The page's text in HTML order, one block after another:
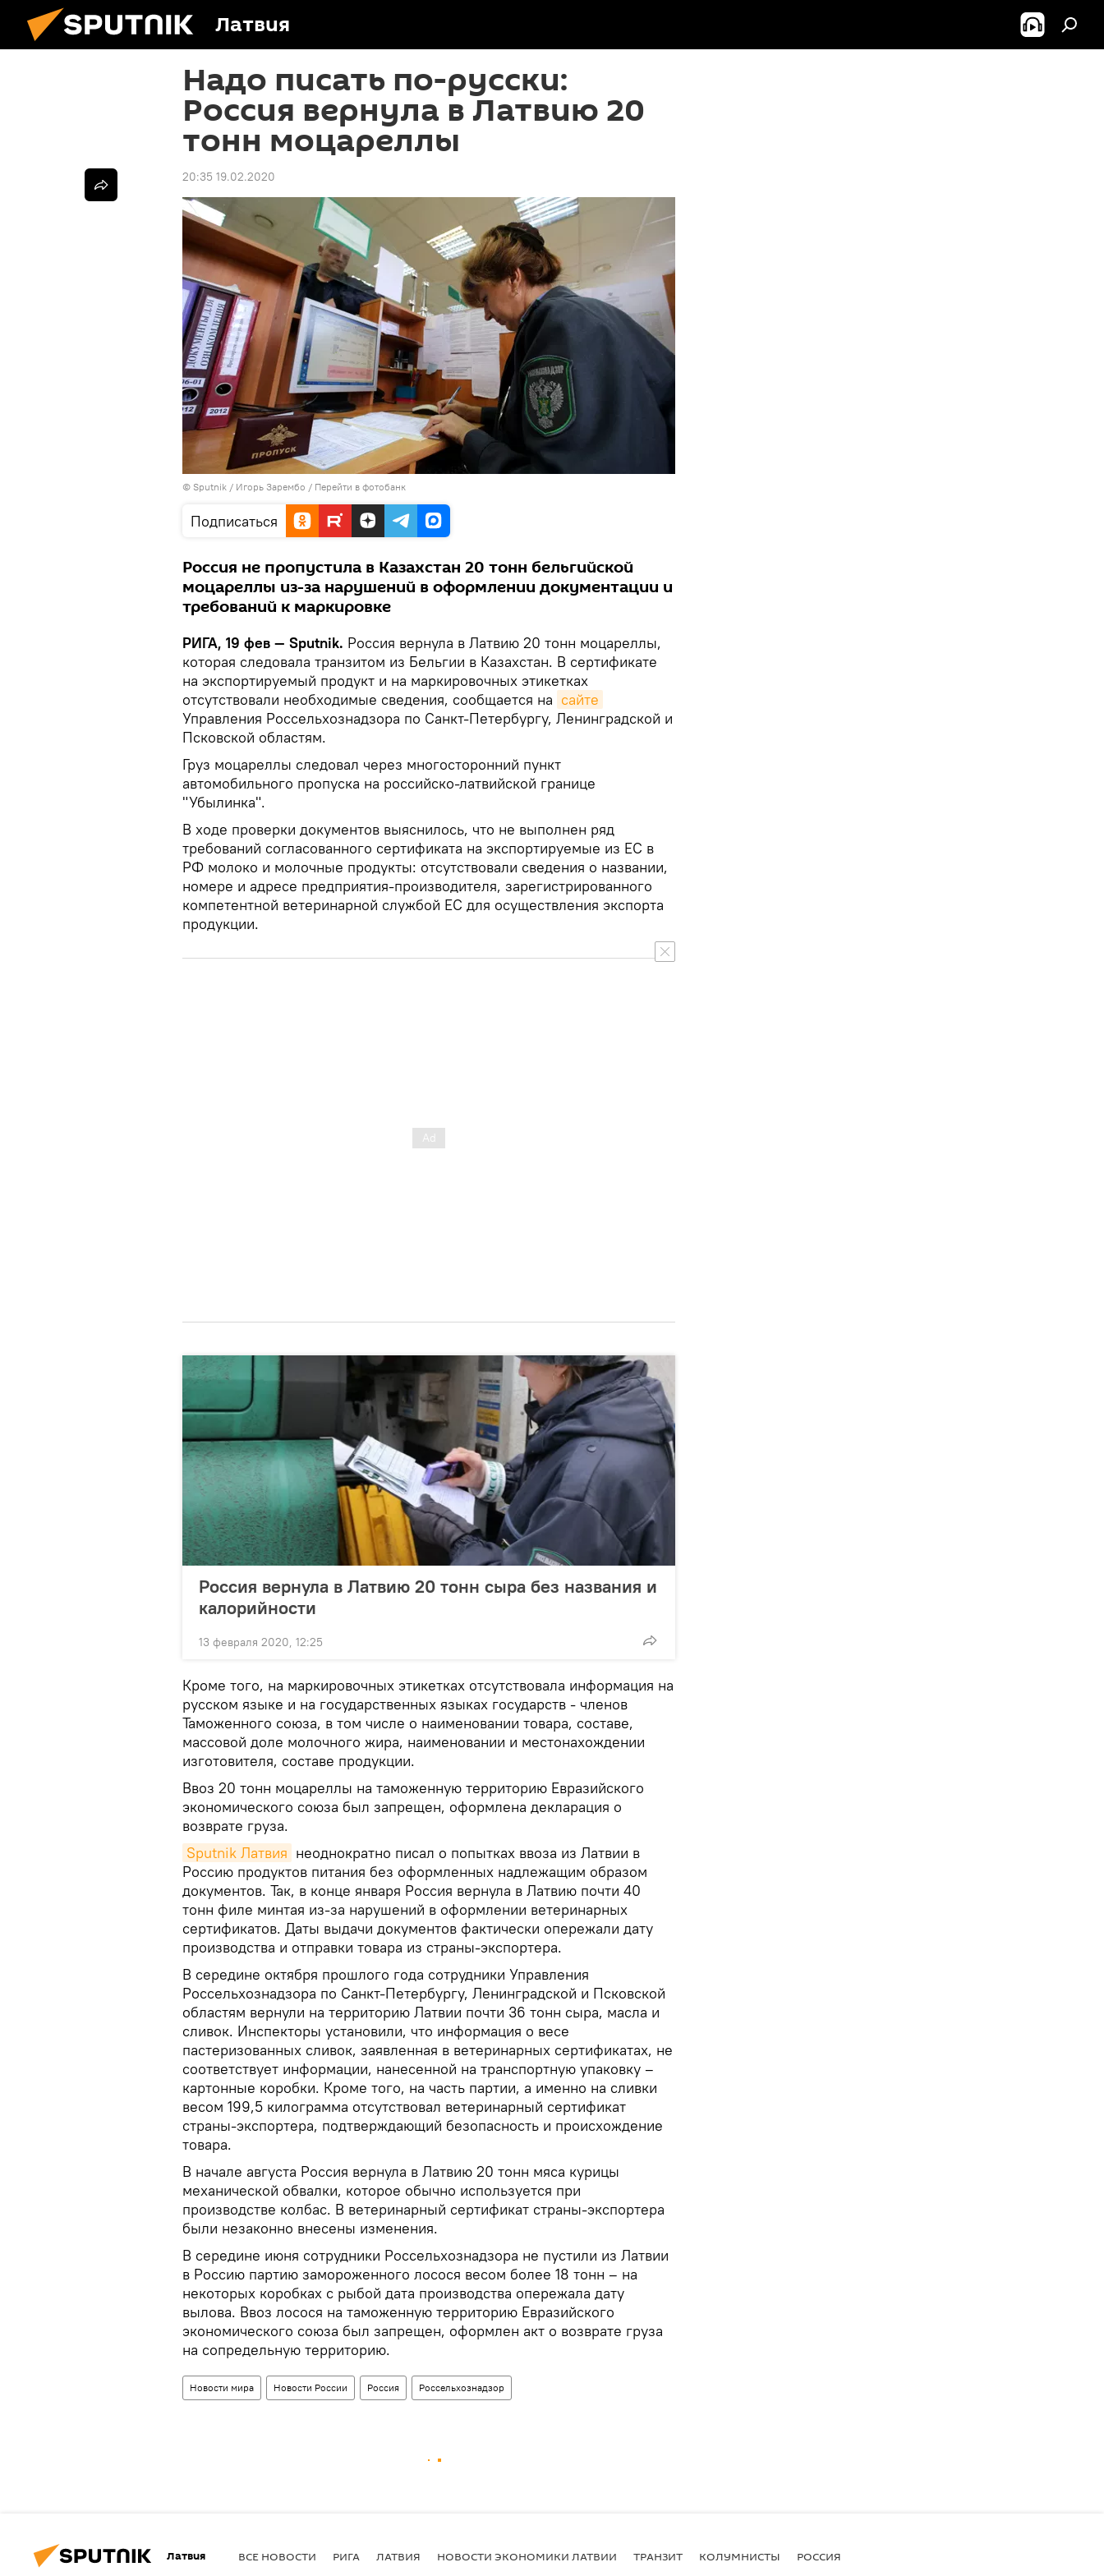
Латвия
Надо писать по-русски:
Россия вернула в Латвию 20
тонн моцареллы
20:35 19.02.2020
© Sputnik / Игорь Зарембо / Перейти в фотобанк
Подписаться
Россия не пропустила в Казахстан 20 тонн бельгийской
моцареллы из-за нарушений в оформлении документации и
требований к маркировке
РИГА, 19 фев — Sputnik. Россия вернула в Латвию 20 тонн моцареллы,
которая следовала транзитом из Бельгии в Казахстан. В сертификате
на экспортируемый продукт и на маркировочных этикетках
отсутствовали необходимые сведения, сообщается на сайте
Управления Россельхознадзора по Санкт-Петербургу, Ленинградской и
Псковской областям.
Груз моцареллы следовал через многосторонний пункт
автомобильного пропуска на российско-латвийской границе
"Убылинка".
В ходе проверки документов выяснилось, что не выполнен ряд
требований согласованного сертификата на экспортируемые из ЕС в
РФ молоко и молочные продукты: отсутствовали сведения о названии,
номере и адресе предприятия-производителя, зарегистрированного
компетентной ветеринарной службой ЕС для осуществления экспорта
продукции.
Россия вернула в Латвию 20 тонн сыра без названия и
калорийности
13 февраля 2020, 12:25
Кроме того, на маркировочных этикетках отсутствовала информация на
русском языке и на государственных языках государств - членов
Таможенного союза, в том числе о наименовании товара, составе,
массовой доле молочного жира, наименовании и местонахождении
изготовителя, составе продукции.
Ввоз 20 тонн моцареллы на таможенную территорию Евразийского
экономического союза был запрещен, оформлена декларация о
возврате груза.
Sputnik Латвия неоднократно писал о попытках ввоза из Латвии в
Россию продуктов питания без оформленных надлежащим образом
документов. Так, в конце января Россия вернула в Латвию почти 40
тонн филе минтая из-за нарушений в оформлении ветеринарных
сертификатов. Даты выдачи документов фактически опережали дату
производства и отправки товара из страны-экспортера.
В середине октября прошлого года сотрудники Управления
Россельхознадзора по Санкт-Петербургу, Ленинградской и Псковской
областям вернули на территорию Латвии почти 36 тонн сыра, масла и
сливок. Инспекторы установили, что информация о весе
пастеризованных сливок, заявленная в ветеринарных сертификатах, не
соответствует информации, нанесенной на транспортную упаковку –
картонные коробки. Кроме того, на часть партии, а именно на сливки
весом 199,5 килограмма отсутствовал ветеринарный сертификат
страны-экспортера, подтверждающий безопасность и происхождение
товара.
В начале августа Россия вернула в Латвию 20 тонн мяса курицы
механической обвалки, которое обычно используется при
производстве колбас. В ветеринарный сертификат страны-экспортера
были незаконно внесены изменения.
В середине июня сотрудники Россельхознадзора не пустили из Латвии
в Россию партию замороженного лосося весом более 18 тонн – на
некоторых коробках с рыбой дата производства опережала дату
вылова. Ввоз лосося на таможенную территорию Евразийского
экономического союза был запрещен, оформлен акт о возврате груза
на сопредельную территорию.
Новости мира Новости России Россия Россельхознадзор
Латвия ВСЕ НОВОСТИ РИГА ЛАТВИЯ НОВОСТИ ЭКОНОМИКИ ЛАТВИИ ТРАНЗИТ КОЛУМНИСТЫ РОССИЯ